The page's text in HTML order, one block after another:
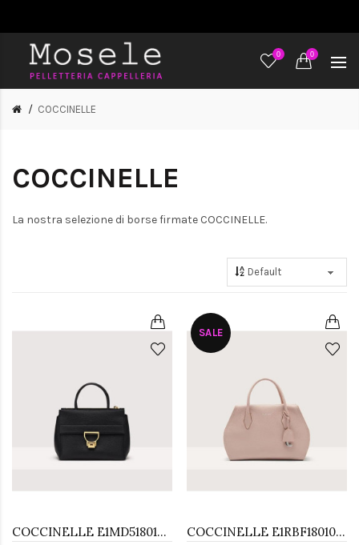
0 0
COCCINELLE
COCCINELLE
La nostra selezione di borse firmate COCCINELLE.
COCCINELLE E1MD5180101001 BORSA A MANO
SALE
COCCINELLE E1RBF180101N12 BORSA A MANO MEDIUM